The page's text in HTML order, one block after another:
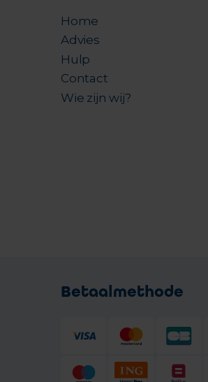
Home
Advies
Hulp
Contact
Wie zijn wij?
Betaalmethode